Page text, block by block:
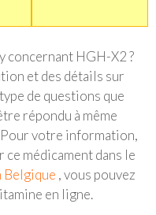
concernant HGH-X2 ?
et des détails sur
de questions que
répondu à même
Pour votre information,
ce médicament dans le
Belgique , vous pouvez
en ligne.